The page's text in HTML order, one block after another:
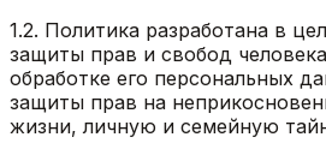
1.2. Политика разработана в
защиты прав и свобод
обработке его персональных
защиты прав на
жизни, личную и семейную